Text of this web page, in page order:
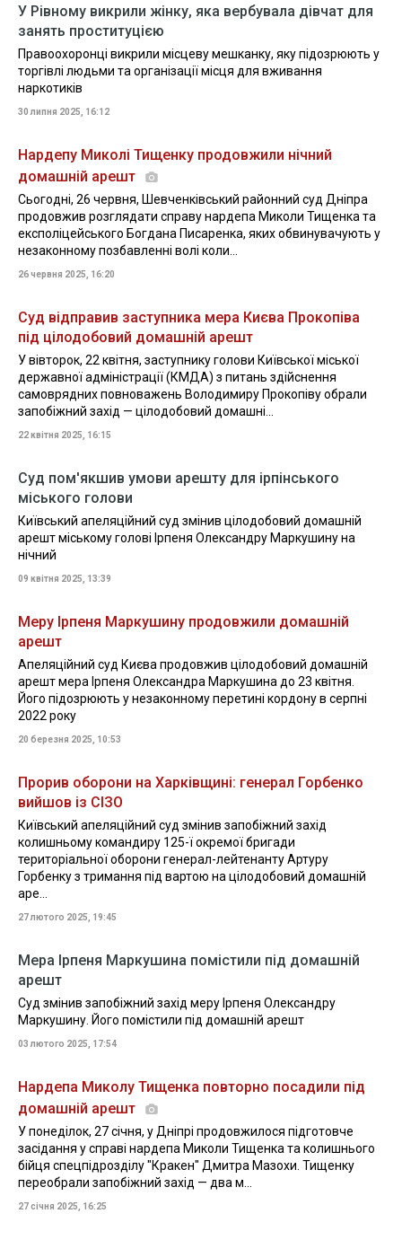
У Рівному викрили жінку, яка вербувала дівчат для
занять проституцією
Правоохоронці викрили місцеву мешканку, яку підозрюють у
торгівлі людьми та організації місця для вживання
наркотиків
30 липня 2025, 16:12
Нардепу Миколі Тищенку продовжили нічний
домашній арешт
Сьогодні, 26 червня, Шевченківський районний суд Дніпра
продовжив розглядати справу нардепа Миколи Тищенка та
експоліцейського Богдана Писаренка, яких обвинувачують у
незаконному позбавленні волі коли...
26 червня 2025, 16:20
Суд відправив заступника мера Києва Прокопіва
під цілодобовий домашній арешт
У вівторок, 22 квітня, заступнику голови Київської міської
державної адміністрації (КМДА) з питань здійснення
самоврядних повноважень Володимиру Прокопіву обрали
запобіжний захід — цілодобовий домашні...
22 квітня 2025, 16:15
Суд пом'якшив умови арешту для ірпінського
міського голови
Київський апеляційний суд змінив цілодобовий домашній
арешт міському голові Ірпеня Олександру Маркушину на
нічний
09 квітня 2025, 13:39
Меру Ірпеня Маркушину продовжили домашній
арешт
Апеляційний суд Києва продовжив цілодобовий домашній
арешт мера Ірпеня Олександра Маркушина до 23 квітня.
Його підозрюють у незаконному перетині кордону в серпні
2022 року
20 березня 2025, 10:53
Прорив оборони на Харківщині: генерал Горбенко
вийшов із СІЗО
Київський апеляційний суд змінив запобіжний захід
колишньому командиру 125-ї окремої бригади
територіальної оборони генерал-лейтенанту Артуру
Горбенку з тримання під вартою на цілодобовий домашній
аре...
27 лютого 2025, 19:45
Мера Ірпеня Маркушина помістили під домашній
арешт
Суд змінив запобіжний захід меру Ірпеня Олександру
Маркушину. Його помістили під домашній арешт
03 лютого 2025, 17:54
Нардепа Миколу Тищенка повторно посадили під
домашній арешт
У понеділок, 27 січня, у Дніпрі продовжилося підготовче
засідання у справі нардепа Миколи Тищенка та колишнього
бійця спецпідрозділу "Кракен" Дмитра Мазохи. Тищенку
переобрали запобіжний захід — два м...
27 січня 2025, 16:25